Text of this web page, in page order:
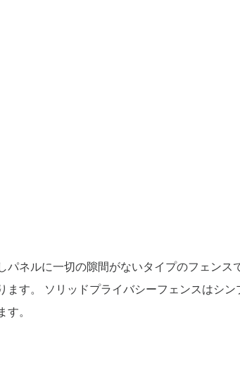
パネルに一切の隙間がないタイプのフェンス
ます。 ソリッドプライバシーフェンスはシ
す。